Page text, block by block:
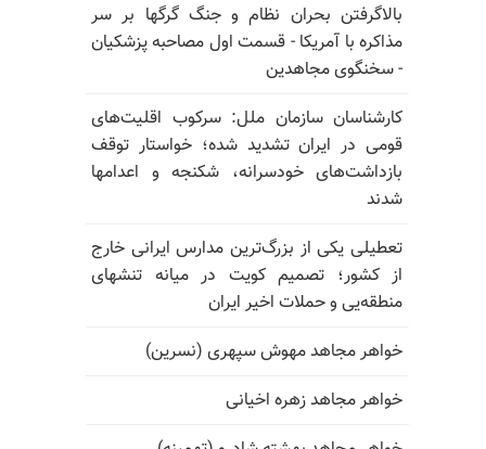
بالا‌گرفتن بحران نظام و جنگ گرگها بر سر
مذاکره با آمریکا - قسمت اول مصاحبه پزشکیان
- سخنگوی مجاهدین
کارشناسان سازمان ملل: سرکوب اقلیت‌های
قومی در ایران تشدید شده؛ خواستار توقف
بازداشت‌های خودسرانه، شکنجه و اعدامها
شدند
تعطیلی یکی از بزرگ‌ترین مدارس ایرانی خارج
از کشور؛ تصمیم کویت در میانه تنشهای
منطقه‌یی و حملات اخیر ایران
خواهر مجاهد مهوش سپهری (نسرین)
خواهر مجاهد زهره اخیانی